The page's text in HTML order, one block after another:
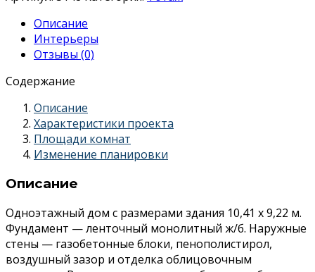
газобетонных
блоков
на
машины
Описание
Интерьеры
Отзывы (0)
Содержание
Описание
Характеристики проекта
Площади комнат
Изменение планировки
Описание
Одноэтажный дом с размерами здания 10,41 x 9,22 м.
Фундамент — ленточный монолитный ж/б. Наружные
стены — газобетонные блоки, пенополистирол,
воздушный зазор и отделка облицовочным